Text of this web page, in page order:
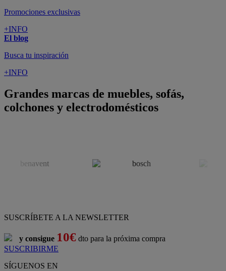
Promociones exclusivas
+INFO
El blog
Busca tu inspiración
+INFO
Grandes marcas de muebles, sofás,
colchones y electrodomésticos
SUSCRÍBETE A LA NEWSLETTER
y consigue 10€ dto para la próxima compra
SUSCRIBIRME
SÍGUENOS EN